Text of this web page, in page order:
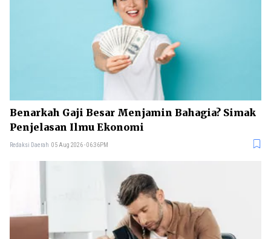
Benarkah Gaji Besar Menjamin Bahagia? Simak
Penjelasan Ilmu Ekonomi
Redaksi Daerah 05 Aug 2026 - 06:36PM